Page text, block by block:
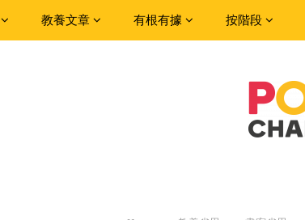
教養文章 有根有據 按階段